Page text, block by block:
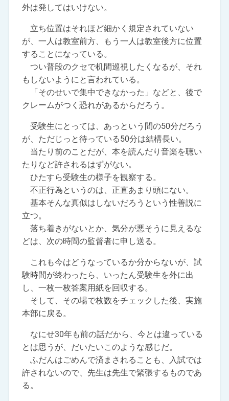
外は発してはいけない。
立ち位置はそれほど細かく規定されていない
が、一人は教室前方、もう一人は教室後方に位置
することになっている。
つい普段のクセで机間巡視したくなるが、それ
もしないようにと言われている。
「そのせいで集中できなかった」などと、後で
クレームがつく恐れがあるからだろう。
受験生にとっては、あっという間の50分だろう
が、ただじっと待っている50分は結構長い。
当たり前のことだが、本を読んだり音楽を聴い
たりなど許されるはずがない。
ひたすら受験生の様子を観察する。
不正行為というのは、正直あまり頭にない。
基本そんな真似はしないだろうという性善説に
立つ。
落ち着きがないとか、気分が悪そうに見えるな
どは、次の時間の監督者に申し送る。
これも今はどうなっているか分からないが、試
験時間が終わったら、いったん受験生を外に出
し、一枚一枚答案用紙を回収する。
そして、その場で枚数をチェックした後、実施
本部に戻る。
なにせ30年も前の話だから、今とは違っている
とは思うが、だいたいこのような感じだ。
ふだんはごめんで済まされることも、入試では
許されないので、先生は先生で緊張するものであ
る。